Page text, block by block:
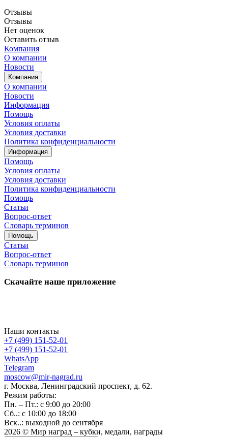
Отзывы
Отзывы
Нет оценок
Оставить отзыв
Компания
О компании
Новости
Компания
О компании
Новости
Информация
Помощь
Условия оплаты
Условия доставки
Политика конфиденциальности
Информация
Помощь
Условия оплаты
Условия доставки
Политика конфиденциальности
Помощь
Статьи
Вопрос-ответ
Словарь терминов
Помощь
Статьи
Вопрос-ответ
Словарь терминов
Скачайте наше приложение
Наши контакты
+7 (499) 151-52-01
+7 (499) 151-52-01
WhatsApp
Telegram
moscow@mir-nagrad.ru
г. Москва, Ленинградский проспект, д. 62.
Режим работы:
Пн. – Пт.: с 9:00 до 20:00
Сб..: с 10:00 до 18:00
Вск..: выходной до сентября
2026 © Мир наград – кубки, медали, награды